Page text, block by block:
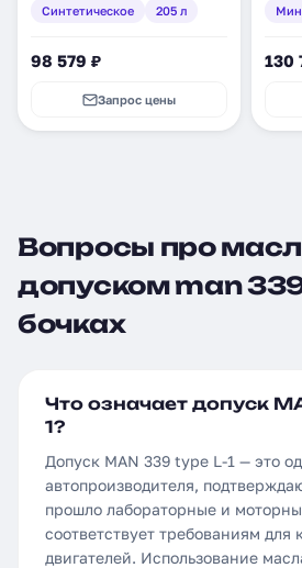
(253650084)
Синтетическое 205 л
98 579 ₽
Запрос цены
130
Вопросы про
допуском man 339
бочках
Что означает допуск
1?
Допуск MAN 339 type L-1 — это
автопроизводителя,
прошло лабораторные и
соответствует требованиям для
двигателей. Использование